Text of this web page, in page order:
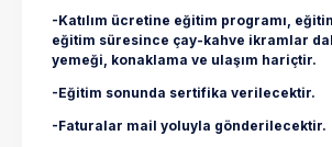
-Katılım ücretine eğitim programı,
eğitim süresince çay-kahve ikramlar
yemeği, konaklama ve ulaşım hariçtir.
-Eğitim sonunda sertifika verilecektir.
-Faturalar mail yoluyla gönderilecektir.